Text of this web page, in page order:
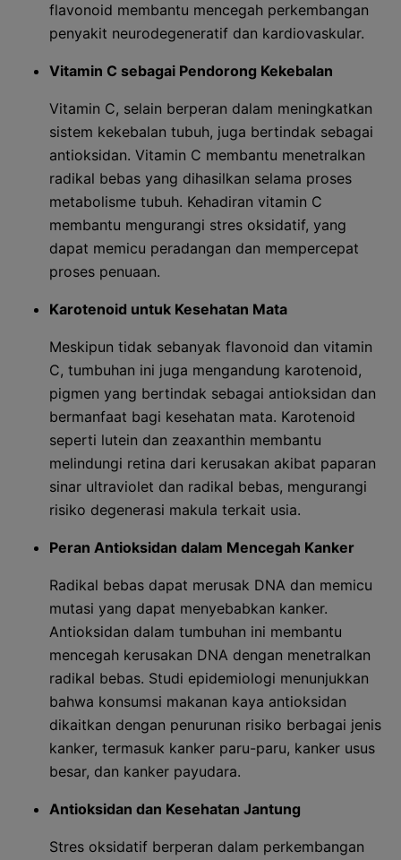
flavonoid membantu mencegah perkembangan
penyakit neurodegeneratif dan kardiovaskular.
Vitamin C sebagai Pendorong Kekebalan
Vitamin C, selain berperan dalam meningkatkan
sistem kekebalan tubuh, juga bertindak sebagai
antioksidan. Vitamin C membantu menetralkan
radikal bebas yang dihasilkan selama proses
metabolisme tubuh. Kehadiran vitamin C
membantu mengurangi stres oksidatif, yang
dapat memicu peradangan dan mempercepat
proses penuaan.
Karotenoid untuk Kesehatan Mata
Meskipun tidak sebanyak flavonoid dan vitamin
C, tumbuhan ini juga mengandung karotenoid,
pigmen yang bertindak sebagai antioksidan dan
bermanfaat bagi kesehatan mata. Karotenoid
seperti lutein dan zeaxanthin membantu
melindungi retina dari kerusakan akibat paparan
sinar ultraviolet dan radikal bebas, mengurangi
risiko degenerasi makula terkait usia.
Peran Antioksidan dalam Mencegah Kanker
Radikal bebas dapat merusak DNA dan memicu
mutasi yang dapat menyebabkan kanker.
Antioksidan dalam tumbuhan ini membantu
mencegah kerusakan DNA dengan menetralkan
radikal bebas. Studi epidemiologi menunjukkan
bahwa konsumsi makanan kaya antioksidan
dikaitkan dengan penurunan risiko berbagai jenis
kanker, termasuk kanker paru-paru, kanker usus
besar, dan kanker payudara.
Antioksidan dan Kesehatan Jantung
Stres oksidatif berperan dalam perkembangan